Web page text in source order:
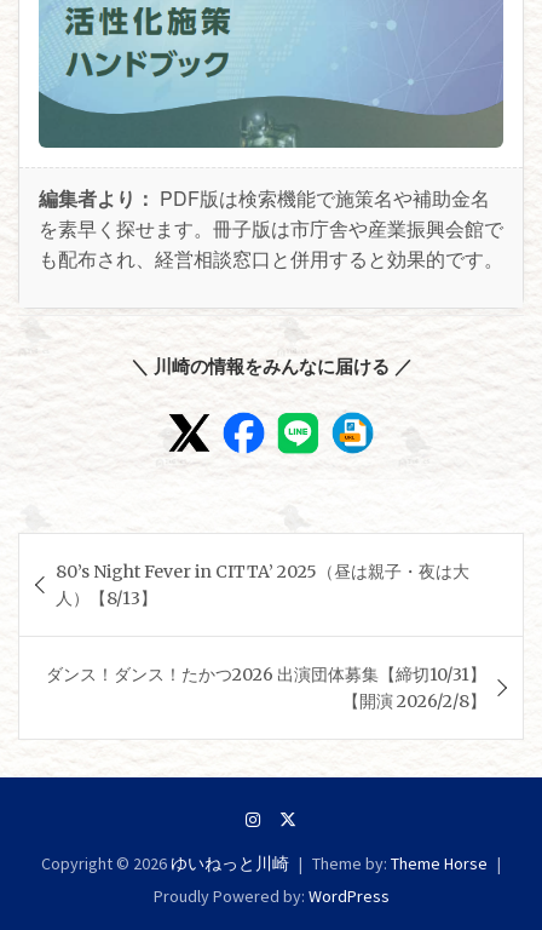
編集者より： PDF版は検索機能で施策名や補助金名
を素早く探せます。冊子版は市庁舎や産業振興会館で
も配布され、経営相談窓口と併用すると効果的です。
＼ 川崎の情報をみんなに届ける ／
稿
ナ
ー
シ
ン
80’s Night Fever in CITTA’ 2025（昼は親子・夜は大
人）【8/13】
ダンス！ダンス！たかつ2026 出演団体募集【締切10/31】
【開演 2026/2/8】
Copyright © 2026 ゆいねっと川崎 Theme by: Theme Horse
Proudly Powered by: WordPress